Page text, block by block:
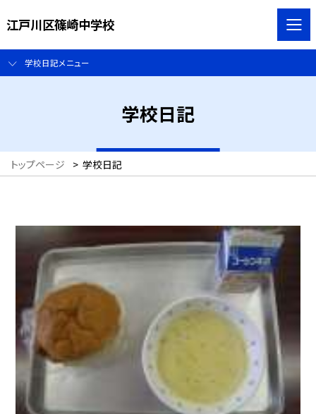
江戸川区篠崎中学校
学校日記メニュー
学校日記
トップページ > 学校日記